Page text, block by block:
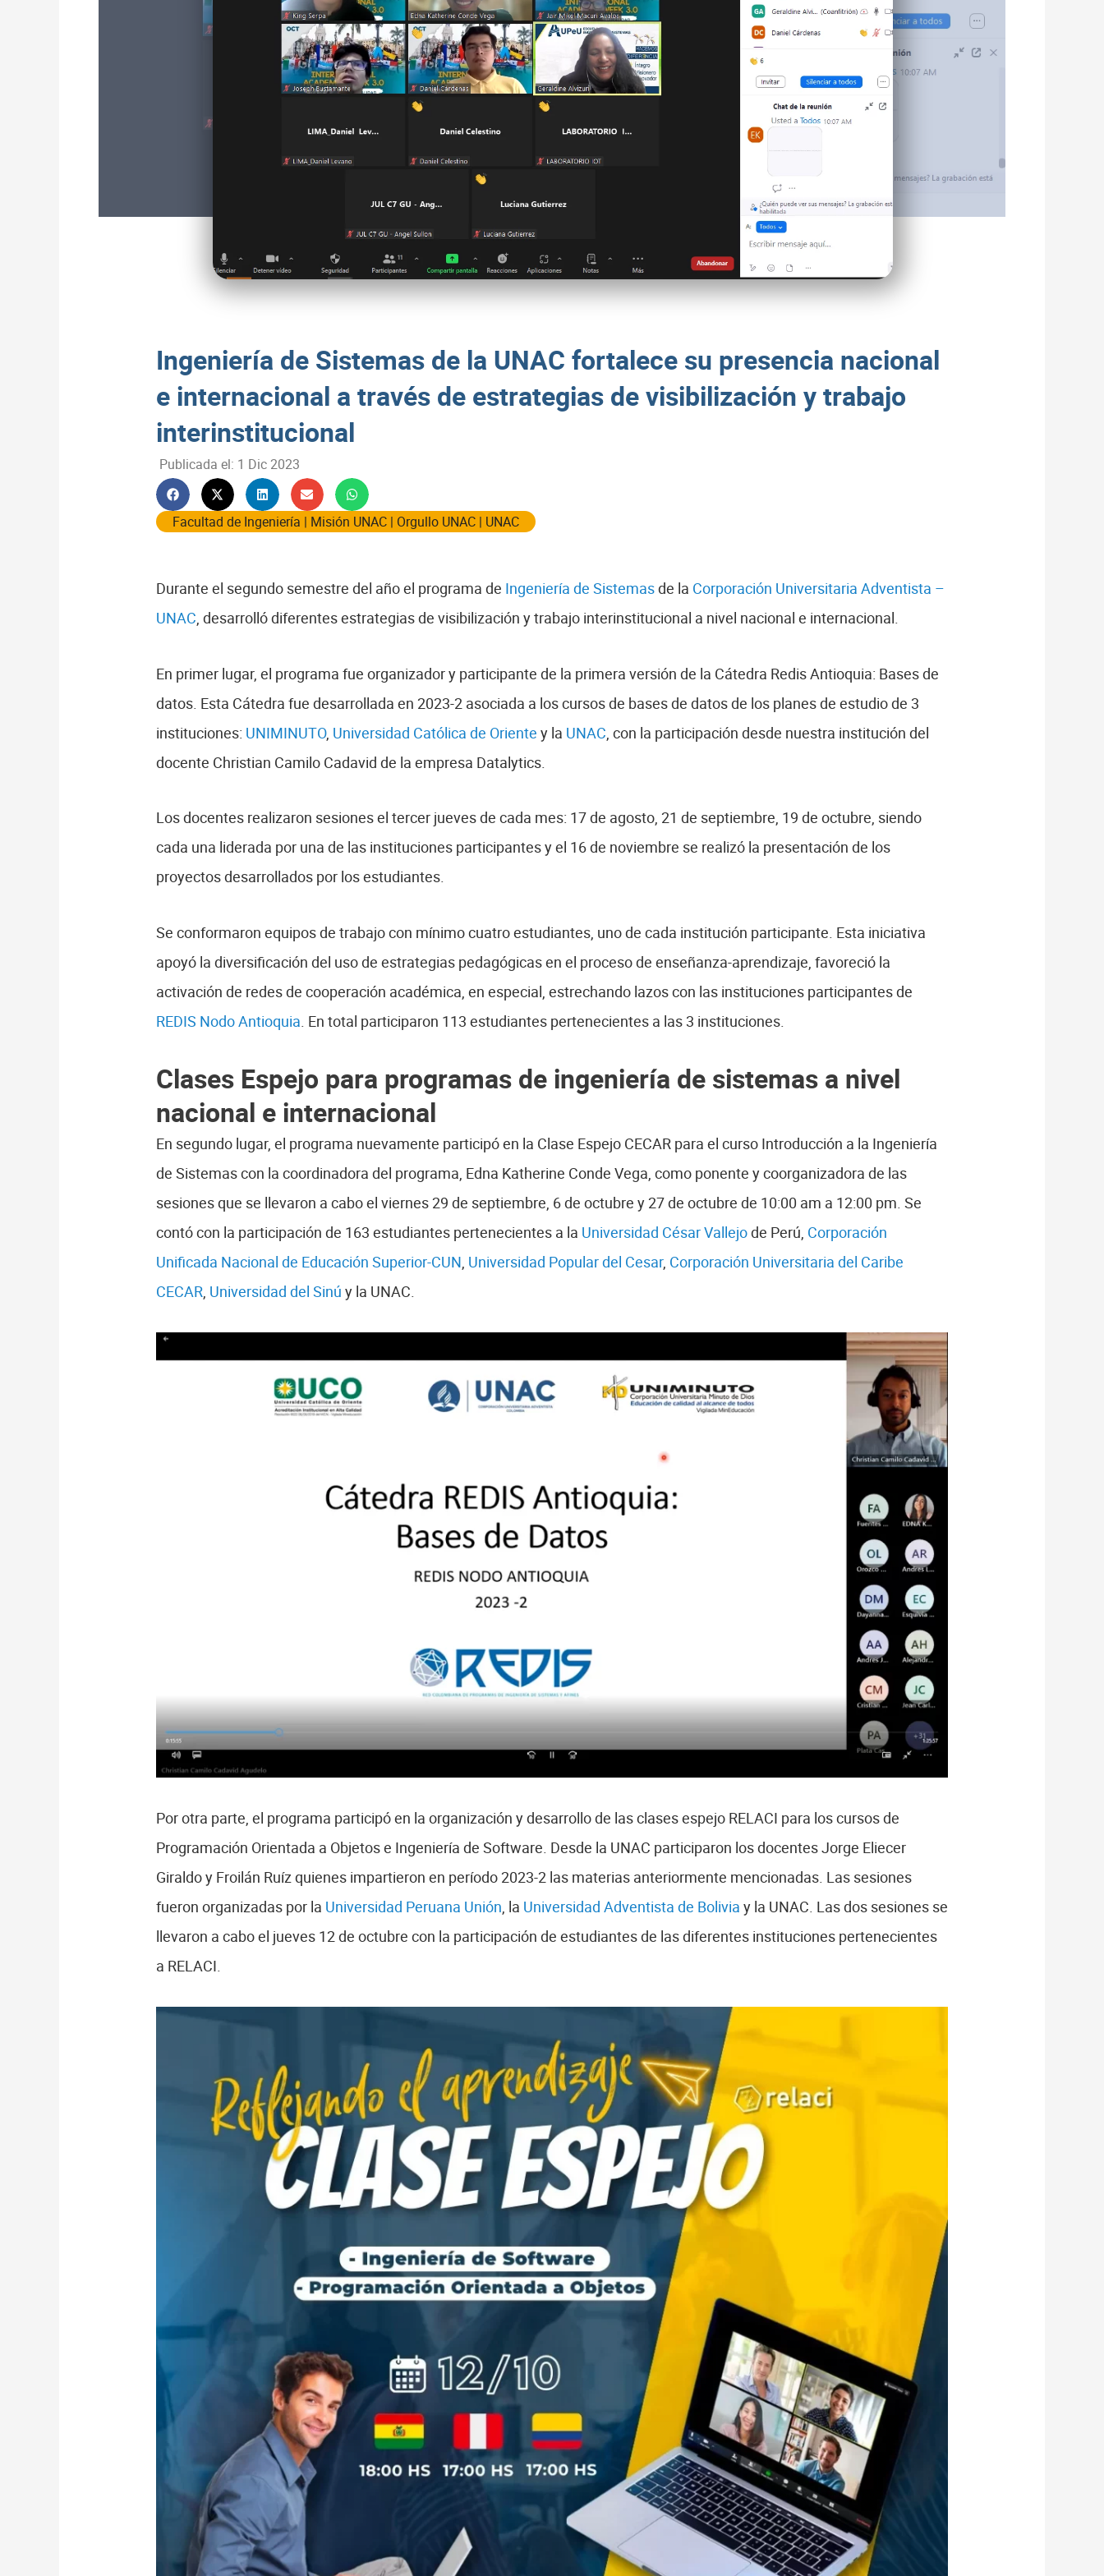
Ingeniería de Sistemas de la UNAC fortalece su presencia nacional
e internacional a través de estrategias de visibilización y trabajo
interinstitucional
Publicada el: 1 Dic 2023
Facultad de Ingeniería | Misión UNAC | Orgullo UNAC | UNAC
Durante el segundo semestre del año el programa de Ingeniería de Sistemasde la Corporación Universitaria Adventista –
UNAC, desarrolló diferentes estrategias de visibilización y trabajo interinstitucional a nivel nacional e internacional.
En primer lugar, el programa fue organizador y participante de la primera versión de la Cátedra Redis Antioquia: Bases de
datos. Esta Cátedra fue desarrollada en 2023-2 asociada a los cursos de bases de datos de los planes de estudio de 3
instituciones: UNIMINUTO, Universidad Católica de Oriente y la UNAC , con la participación desde nuestra institución del
docente Christian Camilo Cadavid de la empresa Datalytics.
Los docentes realizaron sesiones el tercer jueves de cada mes: 17 de agosto, 21 de septiembre, 19 de octubre, siendo
cada una liderada por una de las instituciones participantes y el 16 de noviembre se realizó la presentación de los
proyectos desarrollados por los estudiantes.
Se conformaron equipos de trabajo con mínimo cuatro estudiantes, uno de cada institución participante. Esta iniciativa
apoyó la diversificación del uso de estrategias pedagógicas en el proceso de enseñanza-aprendizaje, favoreció la
activación de redes de cooperación académica, en especial, estrechando lazos con las instituciones participantes de
REDIS Nodo Antioquia . En total participaron 113 estudiantes pertenecientes a las 3 instituciones.
Clases Espejo para programas de ingeniería de sistemas a nivel
nacional e internacional
En segundo lugar, el programa nuevamente participó en la Clase Espejo CECAR para el curso Introducción a la Ingeniería
de Sistemas con la coordinadora del programa, Edna Katherine Conde Vega, como ponente y coorganizadora de las
sesiones que se llevaron a cabo el viernes 29 de septiembre, 6 de octubre y 27 de octubre de 10:00 am a 12:00 pm. Se
contó con la participación de 163 estudiantes pertenecientes a la Universidad César Vallejode Perú, Corporación
Unificada Nacional de Educación Superior-CUN, Universidad Popular del Cesar, Corporación Universitaria del Caribe
CECAR, Universidad del Sinú y la UNAC.
Por otra parte, el programa participó en la organización y desarrollo de las clases espejo RELACI para los cursos de
Programación Orientada a Objetos e Ingeniería de Software. Desde la UNAC participaron los docentes Jorge Eliecer
Giraldo y Froilán Ruíz quienes impartieron en período 2023-2 las materias anteriormente mencionadas. Las sesiones
fueron organizadas por la Universidad Peruana Unión, la Universidad Adventista de Bolivia y la UNAC. Las dos sesiones se
llevaron a cabo el jueves 12 de octubre con la participación de estudiantes de las diferentes instituciones pertenecientes
a RELACI.